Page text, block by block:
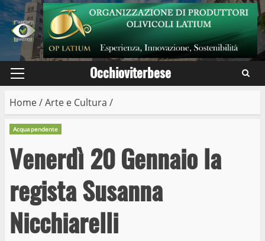
Skip
to
content
Primary
Occhioviterbese
Home/Arte e Cultura /
Acquapendente
Venerdì 20 Gennaio la
regista Susanna
Nicchiarelli